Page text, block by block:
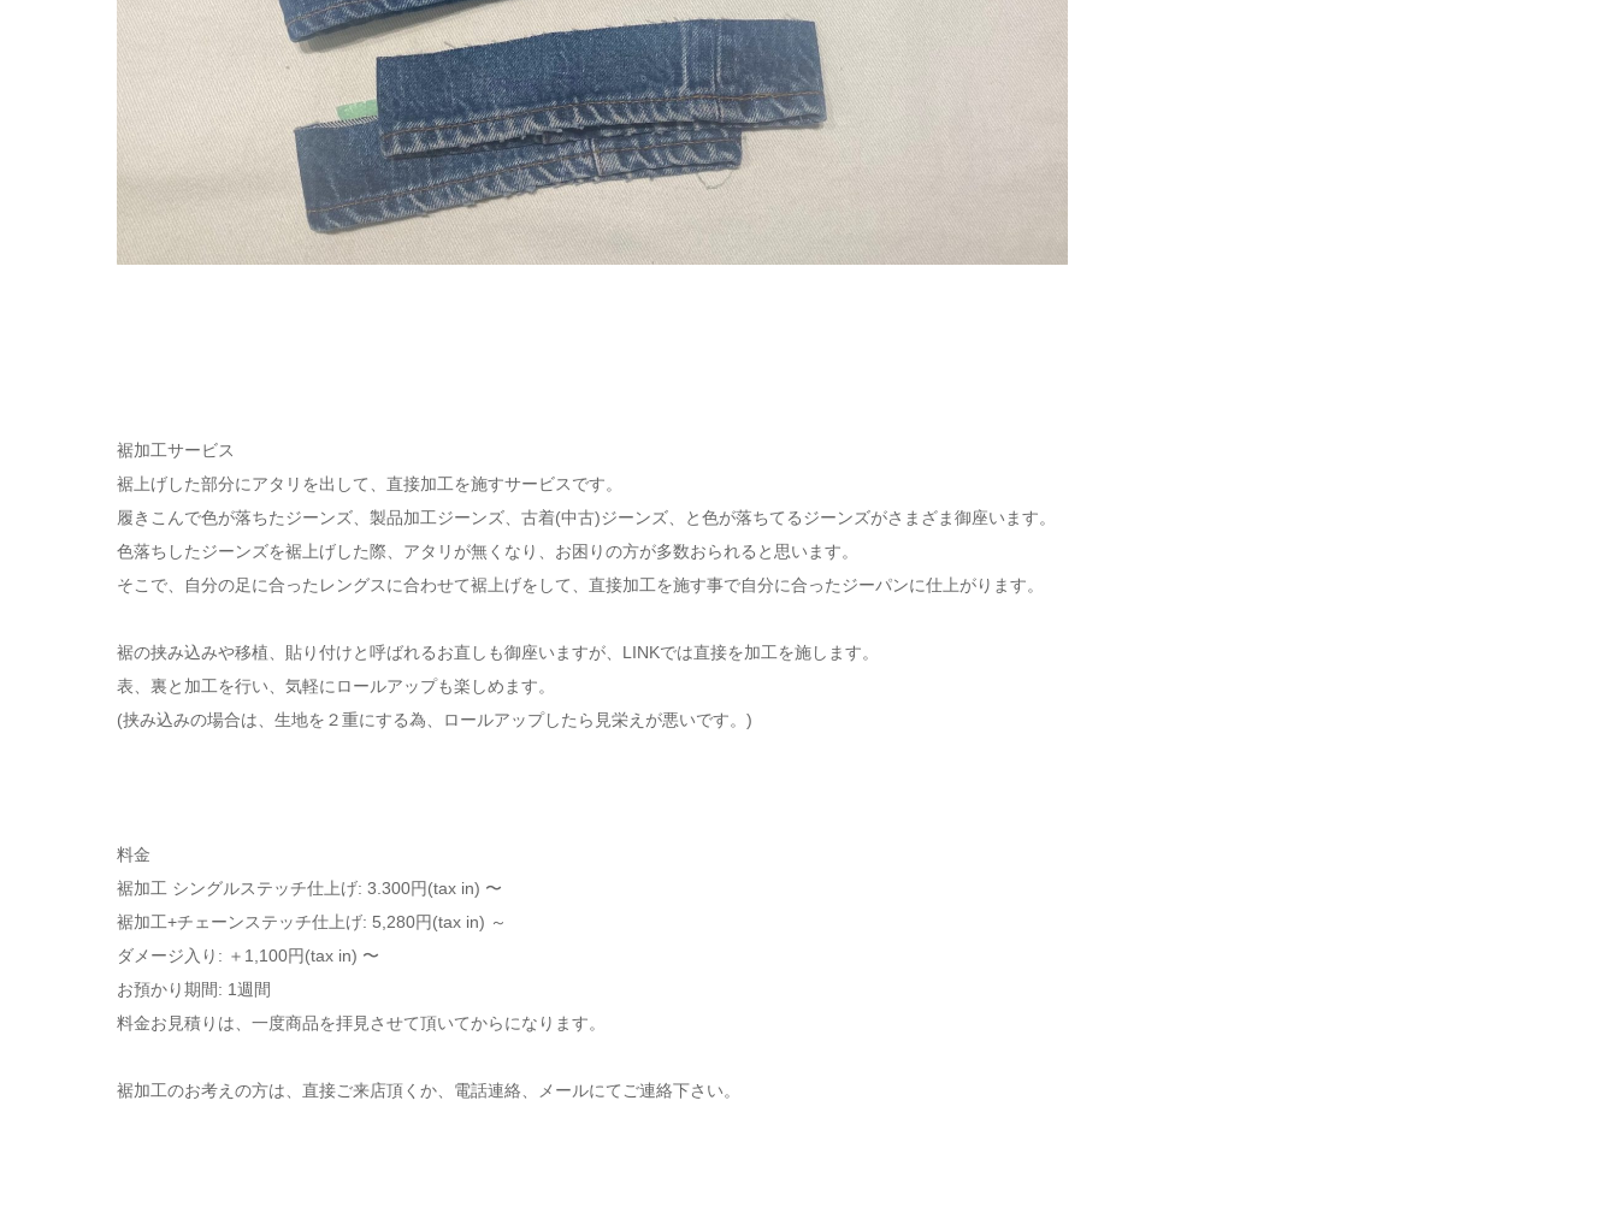
裾加工サービス
裾上げした部分にアタリを出して、直接加工を施すサービスです。
履きこんで色が落ちたジーンズ、製品加工ジーンズ、古着(中古)ジーンズ、と色が落ちてるジーンズがさまざま御座います。
色落ちしたジーンズを裾上げした際、アタリが無くなり、お困りの方が多数おられると思います。
そこで、自分の足に合ったレングスに合わせて裾上げをして、直接加工を施す事で自分に合ったジーパンに仕上がります。
裾の挟み込みや移植、貼り付けと呼ばれるお直しも御座いますが、LINKでは直接を加工を施します。
表、裏と加工を行い、気軽にロールアップも楽しめます。
(挟み込みの場合は、生地を２重にする為、ロールアップしたら見栄えが悪いです。)
料金
裾加工 シングルステッチ仕上げ: 3.300円(tax in) 〜
裾加工+チェーンステッチ仕上げ: 5,280円(tax in) ～
ダメージ入り: ＋1,100円(tax in) 〜
お預かり期間: 1週間
料金お見積りは、一度商品を拝見させて頂いてからになります。
裾加工のお考えの方は、直接ご来店頂くか、電話連絡、メールにてご連絡下さい。